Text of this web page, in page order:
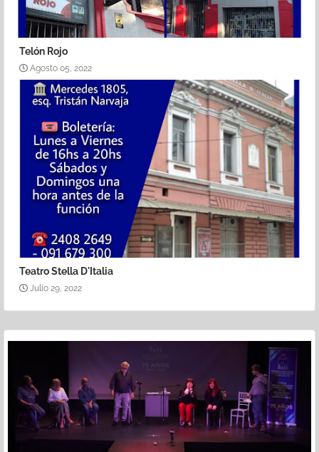
Telón Rojo
Agosto 05, 2022
Teatro Stella D'Italia
Julio 29, 2022